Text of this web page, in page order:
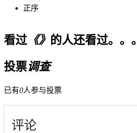
正序
看过《》 的人还看过。。。
投票调查
已有0人参与投票
评论